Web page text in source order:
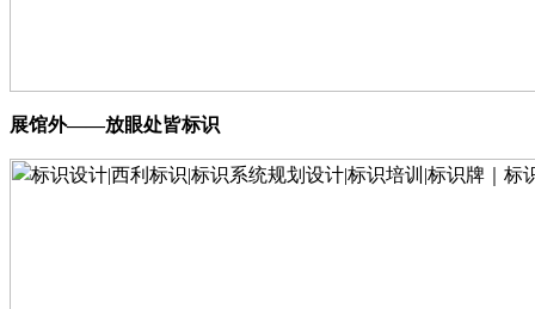
展馆外——放眼处皆标识